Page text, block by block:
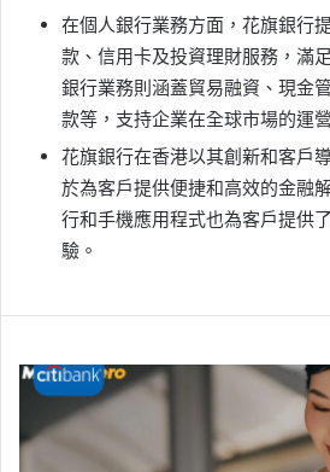
在個人銀行業務方面，花旗銀行
款、信用卡及投資理財服務，滿
銀行業務則涵蓋貿易融資、現金
款等，支持企業在全球市場的運
花旗銀行在香港以其創新和客戶
於為客戶提供便捷和高效的金融
行和手機應用程式也為客戶提供
驗。